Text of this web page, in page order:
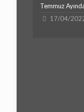
Temmuz
17/04/